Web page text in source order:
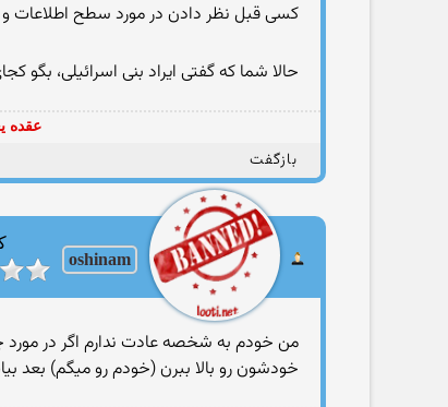
كسی قبل نظر دادن در مورد سطح اطلاعات
حالا شما كه گفتی ایراد بنی اسرائیلی، بگو
عقده
بازگفت
oshinam
من خودم به شخصه عادت ندارم اگر در مورد
خودشون رو بالا ببرن (خودم رو میگم) بعد